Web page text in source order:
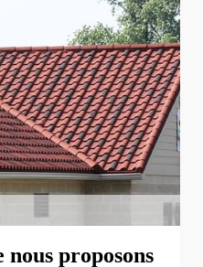
nous proposons